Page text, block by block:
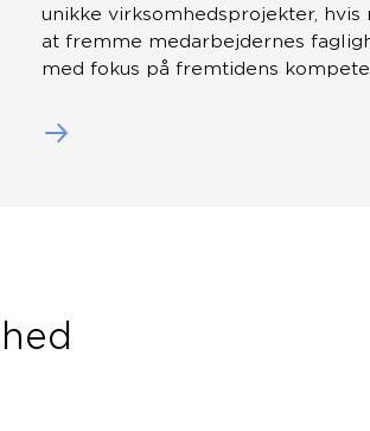
unikke virksomhedsprojekter, hvis
at fremme medarbejdernes
med fokus på fremtidens